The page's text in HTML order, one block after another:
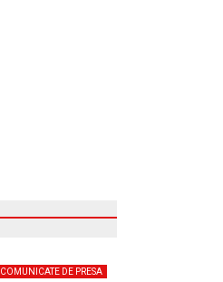
COMUNICATE DE PRESA